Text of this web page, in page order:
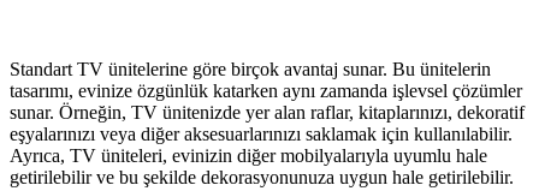
Standart TV ünitelerine göre birçok avantaj sunar. Bu ünitelerin
tasarımı, evinize özgünlük katarken aynı zamanda işlevsel çözümler
sunar. Örneğin, TV ünitenizde yer alan raflar, kitaplarınızı, dekoratif
eşyalarınızı veya diğer aksesuarlarınızı saklamak için kullanılabilir.
Ayrıca, TV üniteleri, evinizin diğer mobilyalarıyla uyumlu hale
getirilebilir ve bu şekilde dekorasyonunuza uygun hale getirilebilir.